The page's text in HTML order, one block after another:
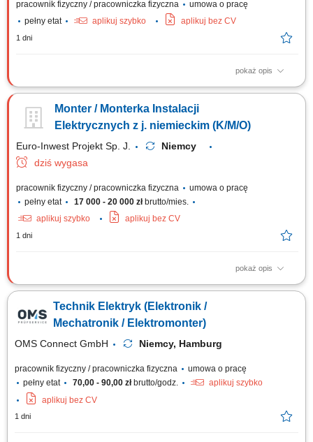
pracownik fizyczny / pracowniczka fizyczna
umowa o pracę
pełny etat
aplikuj szybko aplikuj bez CV
1 dni
pokaż opis
Stosunek pracy: stałe zatrudnienie w naszej firmie Czas trwania umowy:
zadań z zakresu szeroko pojętej elektryki budowlanej, przemysłowej oraz
automatyki. Budowanie systemów sterowania poprzez okablowanie szaf
Monter / Monterka Instalacji
Elektrycznych z j. niemieckim (K/M/O)
Euro-Inwest Projekt Sp. J.
Niemcy
dziś wygasa
pracownik fizyczny / pracowniczka fizyczna
umowa o pracę
pełny etat
17 000 - 20 000 złbrutto/mies.
aplikuj szybko
aplikuj bez CV
1 dni
pokaż opis
Montaż instalacji elektrycznych, tras kablowych i linii. Instalowanie
rozdzielnic i szaf sterowniczych.
Technik Elektryk (Elektronik /
Mechatronik / Elektromonter)
OMS Connect GmbH Niemcy, Hamburg
pracownik fizyczny / pracowniczka fizyczna
umowa o pracę
pełny etat
70,00 - 90,00 złbrutto/godz.
aplikuj szybko
aplikuj bez CV
1 dni